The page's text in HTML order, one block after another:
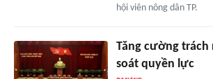
hội viên nông dân TP.
Tăng cường trách
soát quyền lực